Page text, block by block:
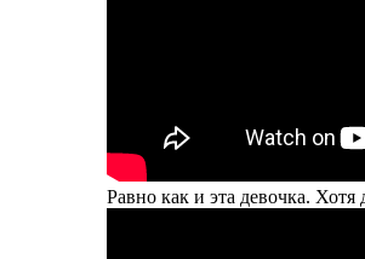
Равно как и эта девочка.